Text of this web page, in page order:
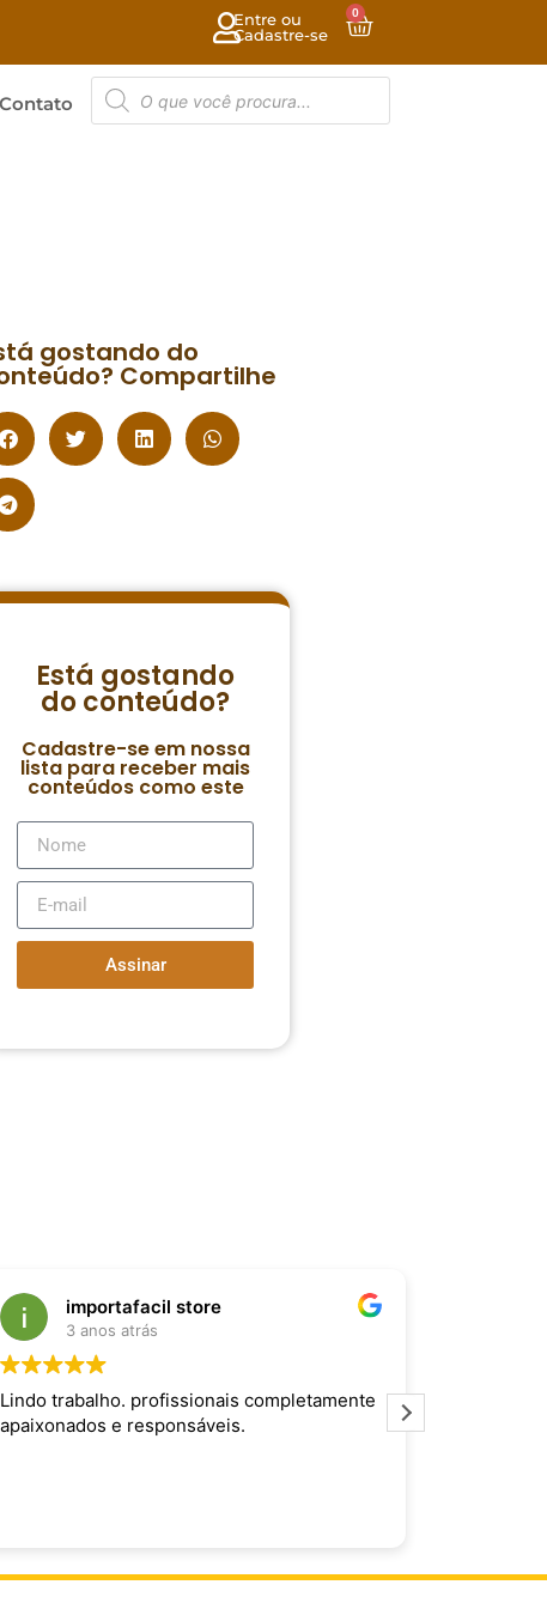
Entre ou
Cadastre-se
0
Contato
gostando do
Compartilhe
Está gostando
do conteúdo?
Cadastre-se em nossa
lista para receber mais
conteúdos como este
Assinar
importafacil store
3 anos atrás
Lindo trabalho. profissionais completamente
apaixonados e responsáveis.